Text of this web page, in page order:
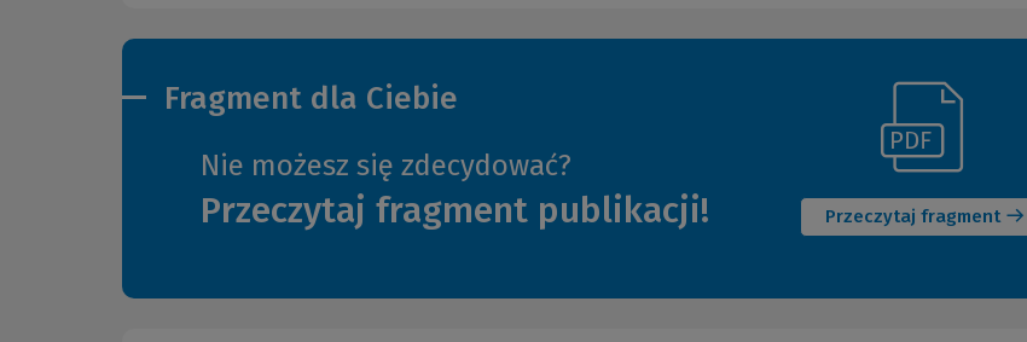
Fragment dla Ciebie
Nie możesz się zdecydować?
Przeczytaj fragment publikacji! Przeczytaj fragment
(Nowe
okno)
(Link
do
innej
strony)